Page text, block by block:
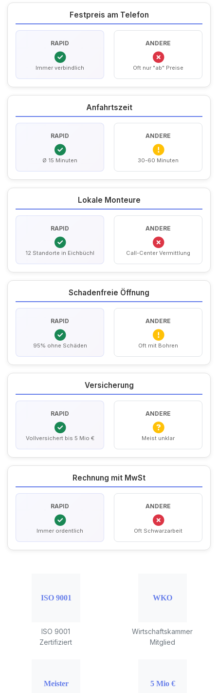
Festpreis am Telefon
RAPID
Immer verbindlich
ANDERE
Oft nur "ab" Preise
Anfahrtszeit
RAPID
Ø 15 Minuten
ANDERE
30-60 Minuten
Lokale Monteure
RAPID
12 Standorte in Eichbüchl
ANDERE
Call-Center Vermittlung
Schadenfreie Öffnung
RAPID
95% ohne Schäden
ANDERE
Oft mit Bohren
Versicherung
RAPID
Vollversichert bis 5 Mio €
ANDERE
Meist unklar
Rechnung mit MwSt
RAPID
Immer ordentlich
ANDERE
Oft Schwarzarbeit
ISO 9001
Zertifiziert
Wirtschaftskammer
Mitglied